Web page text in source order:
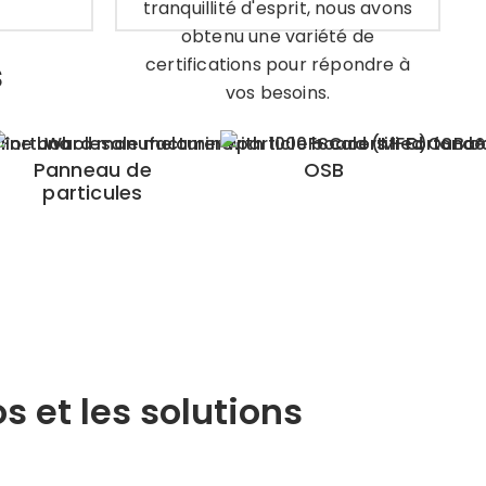
tranquillité d'esprit, nous avons
obtenu une variété de
certifications pour répondre à
vos besoins.
Panneau de
particules
OSB
et les solutions